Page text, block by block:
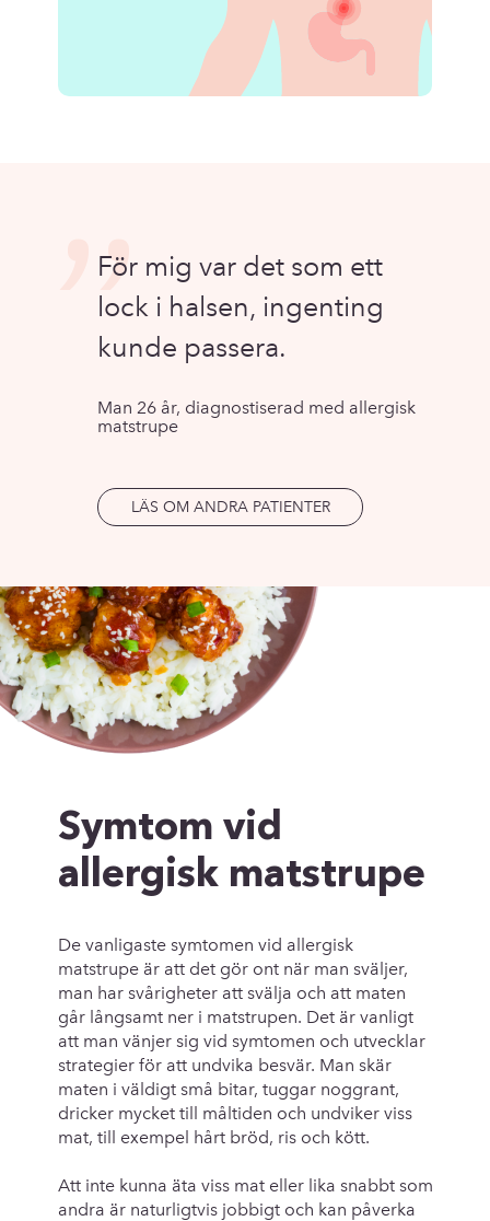
För mig var det som ett
lock i halsen, ingenting
kunde passera.
”
Man 26 år, diagnostiserad med allergisk
matstrupe
LÄS OM ANDRA PATIENTER
Symtom vid
allergisk matstrupe
De vanligaste symtomen vid allergisk
matstrupe är att det gör ont när man sväljer,
man har svårigheter att svälja och att maten
går långsamt ner i matstrupen. Det är vanligt
att man vänjer sig vid symtomen och utvecklar
strategier för att undvika besvär. Man skär
maten i väldigt små bitar, tuggar noggrant,
dricker mycket till måltiden och undviker viss
mat, till exempel hårt bröd, ris och kött.
Att inte kunna äta viss mat eller lika snabbt som
andra är naturligtvis jobbigt och kan påverka